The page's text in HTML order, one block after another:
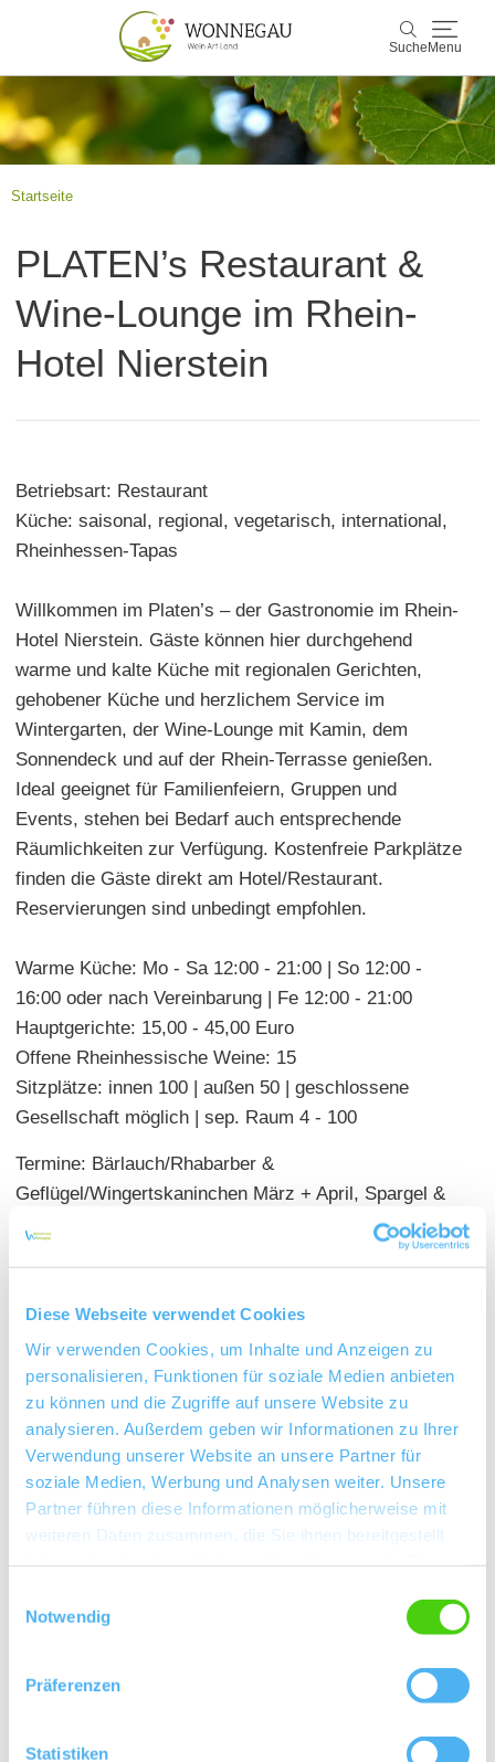
Diese Webseite verwendet Cookies
Wir verwenden Cookies, um Inhalte und Anzeigen zu
personalisieren, Funktionen für soziale Medien anbieten
zu können und die Zugriffe auf unsere Website zu
analysieren. Außerdem geben wir Informationen zu Ihrer
Verwendung unserer Website an unsere Partner für
soziale Medien, Werbung und Analysen weiter. Unsere
Partner führen diese Informationen möglicherweise mit
weiteren Daten zusammen, die Sie ihnen bereitgestellt
Notwendig
Präferenzen
Statistiken
Suche Menu
Suche
Wonnegau
Kultur & Events
Buchen & Service
Startseite
PLATEN’s Restaurant &
Wine-Lounge im Rhein-
Hotel Nierstein
Betriebsart: Restaurant
Küche: saisonal, regional, vegetarisch, international,
Rheinhessen-Tapas
Willkommen im Platen’s – der Gastronomie im Rhein-
Hotel Nierstein. Gäste können hier durchgehend
warme und kalte Küche mit regionalen Gerichten,
gehobener Küche und herzlichem Service im
Wintergarten, der Wine-Lounge mit Kamin, dem
Sonnendeck und auf der Rhein-Terrasse genießen.
Ideal geeignet für Familienfeiern, Gruppen und
Events, stehen bei Bedarf auch entsprechende
Räumlichkeiten zur Verfügung. Kostenfreie Parkplätze
finden die Gäste direkt am Hotel/Restaurant.
Reservierungen sind unbedingt empfohlen.
Warme Küche: Mo - Sa 12:00 - 21:00 | So 12:00 -
16:00 oder nach Vereinbarung | Fe 12:00 - 21:00
Hauptgerichte: 15,00 - 45,00 Euro
Offene Rheinhessische Weine: 15
Sitzplätze: innen 100 | außen 50 | geschlossene
Gesellschaft möglich | sep. Raum 4 - 100
Termine: Bärlauch/Rhabarber &
Geflügel/Wingertskaninchen März + April, Spargel &
Fisch Mai + Juni, Steaks & Grill Juli + Aug, Wild &